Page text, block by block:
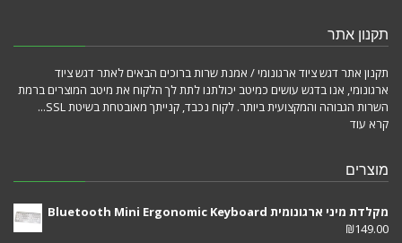
תקנון אתר
תקנון אתר דגש ציוד ארגונומי / אמנת שרות ברוכים הבאים לאתר דגש ציוד
ארגונומי, אנו בדגש עושים כמיטב יכולתנו לתת לך הלקוח את מיטב המוצרים ברמת
השרות הגבוהה והמקצועית ביותר. לקוח נכבד, קנייתך מאובטחת בשיטת SSL...
קרא עוד
מוצרים
מקלדת מיני ארגונומית Bluetooth Mini Ergonomic Keyboard
₪149.00